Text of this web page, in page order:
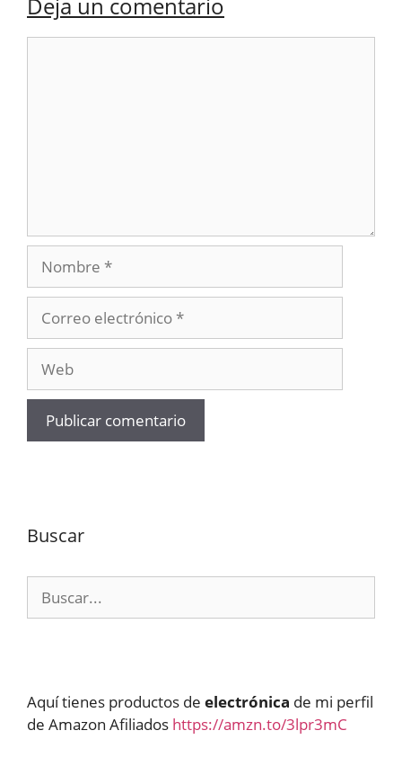
Nombre
electrónico
Buscar
Aquí tienes productos de electrónica de mi perfil
de Amazon Afiliados https://amzn.to/3lpr3mC